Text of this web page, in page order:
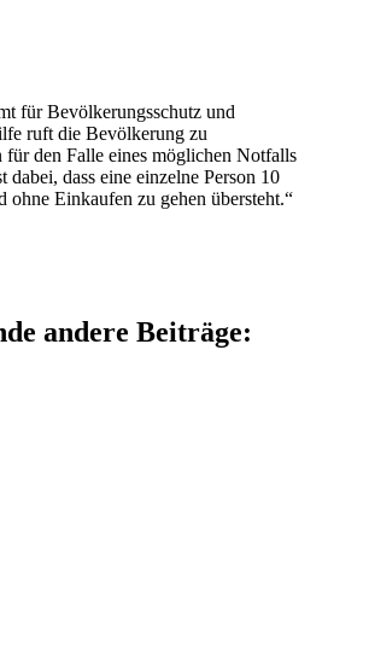
für Bevölkerungsschutz und
ruft die Bevölkerung zu
für den Falle eines möglichen Notfalls
dabei, dass eine einzelne Person 10
ohne Einkaufen zu gehen übersteht.“
andere Beiträge: